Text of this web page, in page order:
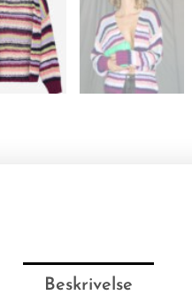
Beskrivelse